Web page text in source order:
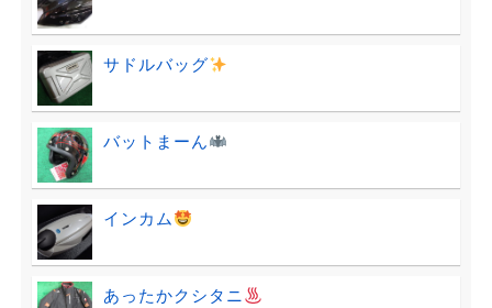
サドルバッグ
バットまーん
インカム
あったかクシタニ